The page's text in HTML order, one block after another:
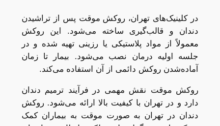
در کلینیک‌های تهران، روکش موقت پس از تراشیدن
دندان و قالب‌گیری ساخته می‌شود. این روکش
معمولاً از مواد پلاستیکی یا رزینی تهیه شده و در
جلسه اولیه درمان نصب می‌شود. بیمار تا زمان
آماده‌شدن روکش دائمی از آن استفاده می‌کند.
روکش موقت نقش مهمی در فرآیند ترمیم دندان
دارد و در تهران با کیفیت بالا ارائه می‌شود. روکش
دندان در تهران به صورت موقت به بیماران کمک